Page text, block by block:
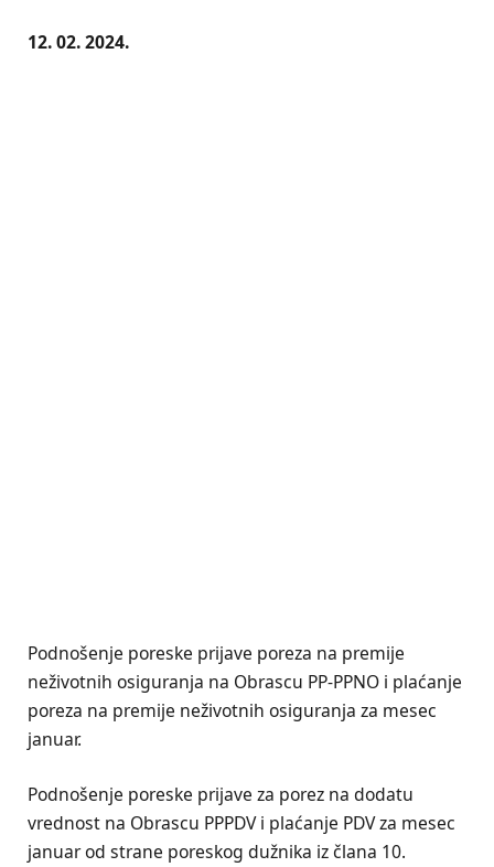
12. 02. 2024.
Podnošenje poreske prijave poreza na premije
neživotnih osiguranja na Obrascu PP-PPNO i plaćanje
poreza na premije neživotnih osiguranja za mesec
januar.
Podnošenje poreske prijave za porez na dodatu
vrednost na Obrascu PPPDV i plaćanje PDV za mesec
januar od strane poreskog dužnika iz člana 10.